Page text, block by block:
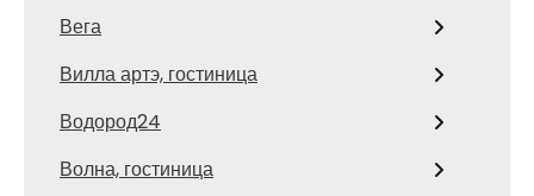
Вега
Вилла артэ, гостиница
Водород24
Волна, гостиница